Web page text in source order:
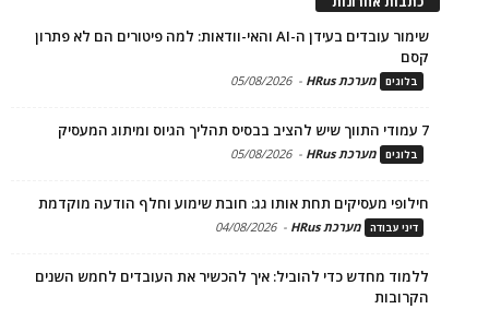
שימור עובדים בעידן ה-AI והאי-וודאות: למה פיטורים הם לא פתרון
קסם
בלוגים מערכת HRus -
05/08/2026
7 עמודי התווך שיש להציב בבסיס תהליך הגיוס ומיתוג המעסיק
בלוגים מערכת HRus -
05/08/2026
חילופי מעסיקים תחת אותו גג: חובת שימוע וחלף הודעה מוקדמת
דיני עבודה מערכת HRus -
04/08/2026
ללמוד מחדש כדי להוביל: איך להכשיר את העובדים לחמש השנים
הקרובות